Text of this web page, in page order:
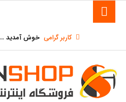
کاربر گرامی خوش آمدید